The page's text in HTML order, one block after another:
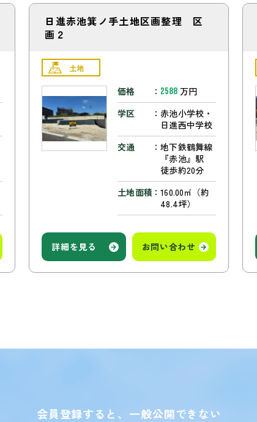
日進赤池箕ノ手土地区画整理 区
画２
土地
価格 2588 万円
学区
赤池小学校・
日進西中学校
交通
地下鉄鶴舞線
『赤池』駅
徒歩約20分
土地面積
160.00㎡（約
48.4坪）
詳細を見る お問い合わせ
会員登録すると、一般公開できない